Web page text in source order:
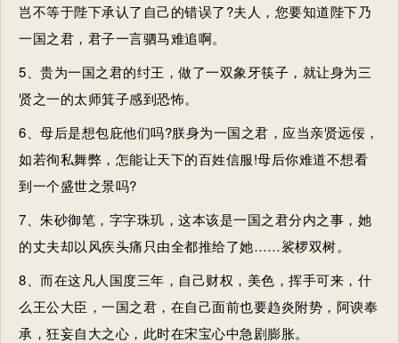
岂不等于陛下承认了自己的错误了?夫人，您要知道陛下乃
一国之君 ，君子一言驷马难追啊。
5、贵为一国之君的纣王，做了一双象牙筷子，就让身为三
贤之一的太师箕子感到恐怖。
6、母后是想包庇他们吗?朕身为一国之君 ，应当亲贤远佞，
如若徇私舞弊，怎能让天下的百姓信服!母后你难道不想看
到一个盛世之景吗?
7、朱砂御笔，字字珠玑，这本该是一国之君分内之事，她
的丈夫却以风疾头痛只由全都推给了她……裟椤双树。
8、而在这凡人国度三年，自己财权，美色，挥手可来，什
么王公大臣， 一国之君 ，在自己面前也要趋炎附势，阿谀奉
承，狂妄自大之心，此时在宋宝心中急剧膨胀。